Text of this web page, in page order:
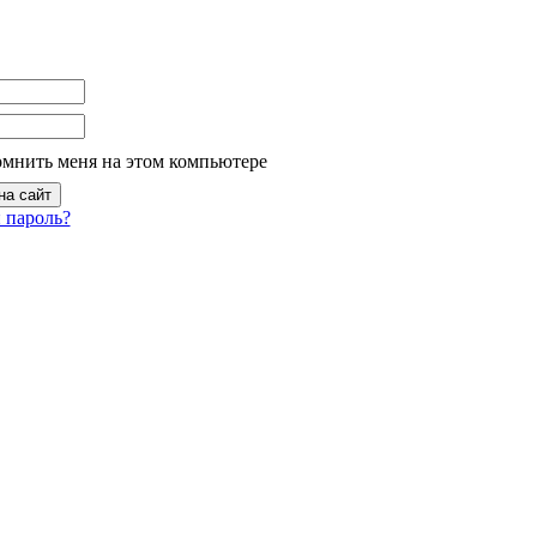
меня на этом компьютере